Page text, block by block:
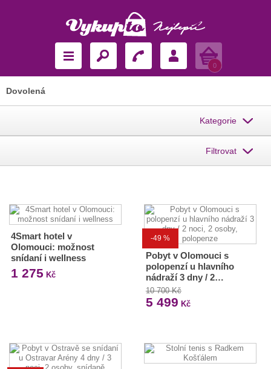
Košík
0
Dovolená
Kategorie
Filtrovat
4Smart hotel v
Olomouci: možnost
snídaní i wellness
1 275 Kč
-49 %
Pobyt v Olomouci s
polopenzí u hlavního
nádraží 3 dny / 2…
10 700 Kč
5 499 Kč